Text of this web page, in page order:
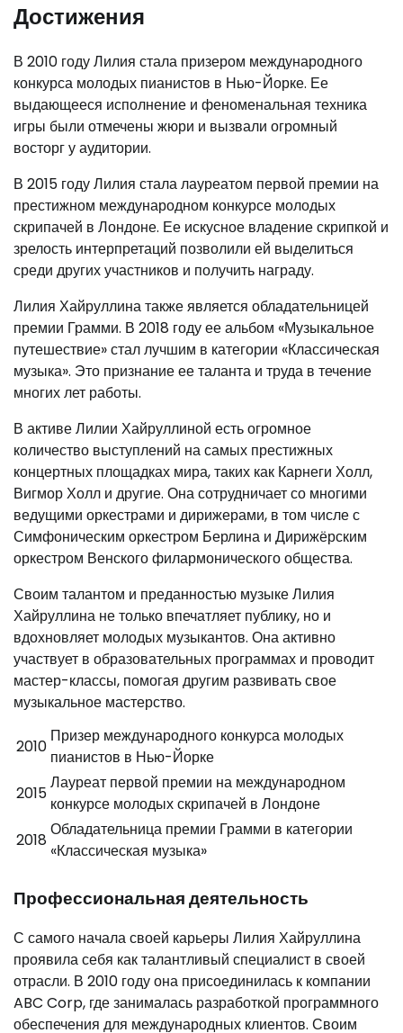
Достижения
В 2010 году Лилия стала призером международного
конкурса молодых пианистов в Нью-Йорке. Ее
выдающееся исполнение и феноменальная техника
игры были отмечены жюри и вызвали огромный
восторг у аудитории.
В 2015 году Лилия стала лауреатом первой премии на
престижном международном конкурсе молодых
скрипачей в Лондоне. Ее искусное владение скрипкой и
зрелость интерпретаций позволили ей выделиться
среди других участников и получить награду.
Лилия Хайруллина также является обладательницей
премии Грамми. В 2018 году ее альбом «Музыкальное
путешествие» стал лучшим в категории «Классическая
музыка». Это признание ее таланта и труда в течение
многих лет работы.
В активе Лилии Хайруллиной есть огромное
количество выступлений на самых престижных
концертных площадках мира, таких как Карнеги Холл,
Вигмор Холл и другие. Она сотрудничает со многими
ведущими оркестрами и дирижерами, в том числе с
Симфоническим оркестром Берлина и Дирижёрским
оркестром Венского филармонического общества.
Своим талантом и преданностью музыке Лилия
Хайруллина не только впечатляет публику, но и
вдохновляет молодых музыкантов. Она активно
участвует в образовательных программах и проводит
мастер-классы, помогая другим развивать свое
музыкальное мастерство.
2010
Призер международного конкурса молодых
пианистов в Нью-Йорке
2015
Лауреат первой премии на международном
конкурсе молодых скрипачей в Лондоне
2018
Обладательница премии Грамми в категории
«Классическая музыка»
Профессиональная деятельность
С самого начала своей карьеры Лилия Хайруллина
проявила себя как талантливый специалист в своей
отрасли. В 2010 году она присоединилась к компании
ABC Corp, где занималась разработкой программного
обеспечения для международных клиентов. Своим